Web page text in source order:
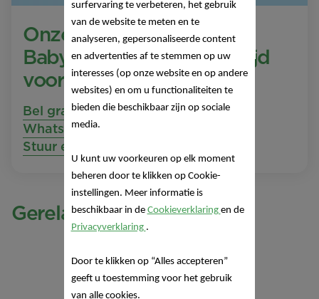
Onze Nutricia
Babyvoedinglijn staat altijd
voor je klaar!
Bel gratis 0800 16 685
Whatsapp naar +32 471 13 43 00
Stuur een e-mail
Gerelateerde producten
surfervaring te verbeteren, het gebruik
van de website te meten en te
analyseren, gepersonaliseerde content
en advertenties af te stemmen op uw
interesses (op onze website en op andere
websites) en om u functionaliteiten te
bieden die beschikbaar zijn op sociale
media.
U kunt uw voorkeuren op elk moment
beheren door te klikken op Cookie-
instellingen. Meer informatie is
beschikbaar in de Cookieverklaring en de
Privacyverklaring .
Door te klikken op “Alles accepteren”
geeft u toestemming voor het gebruik
van alle cookies.